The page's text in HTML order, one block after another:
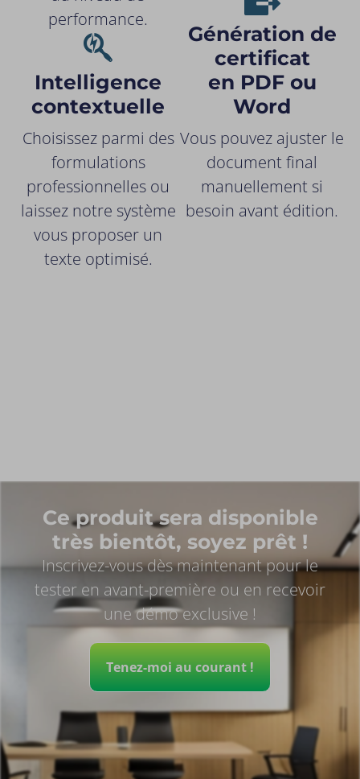
performance.
Intelligence
contextuelle
Choisissez parmi des
formulations
professionnelles ou
laissez notre système
vous proposer un
texte optimisé.
Génération de
certificat
en PDF ou
Word
Vous pouvez ajuster le
document final
manuellement si
besoin avant édition.
Ce produit sera disponible
très bientôt, soyez prêt !
Inscrivez-vous dès maintenant pour le
tester en avant-première ou en recevoir
une démo exclusive !
Tenez-moi au courant !